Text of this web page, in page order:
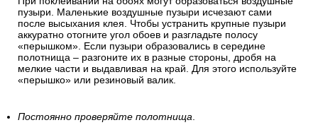
Уберите воздушные пузыри на обоях.
При поклеивании на обоях могут образоваться воздушные
пузыри. Маленькие воздушные пузыри исчезают сами
после высыхания клея. Чтобы устранить крупные пузыри
аккуратно отогните угол обоев и разгладьте полосу
«перышком». Если пузыри образовались в середине
«перышко» или резиновый валик.